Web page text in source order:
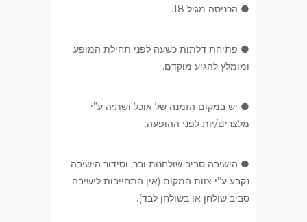
● הכניסה מגיל 18.
● פתיחת דלתות כשעה לפני תחילת המופע
ומומלץ להגיע מוקדם.
● יש במקום הזמנה של אוכל ושתיה ע”י
מלצרים/יות לפני ההופעה.
● הישיבה סביב שולחנות ובר, וסידור הישיבה
נקבע ע”י צוות המקום (אין התחייבות לישיבה
סביב שולחן או בשולחן לבד).